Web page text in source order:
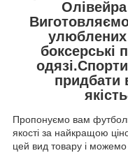
улюблених
боксерські
придбати
Пропонуємо вам
якості за найкращою
цей вид товару і